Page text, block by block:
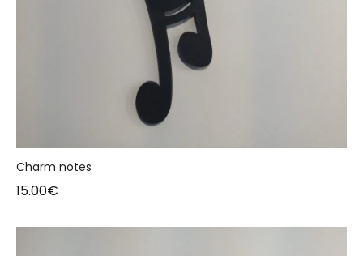
Charm notes
15.00€